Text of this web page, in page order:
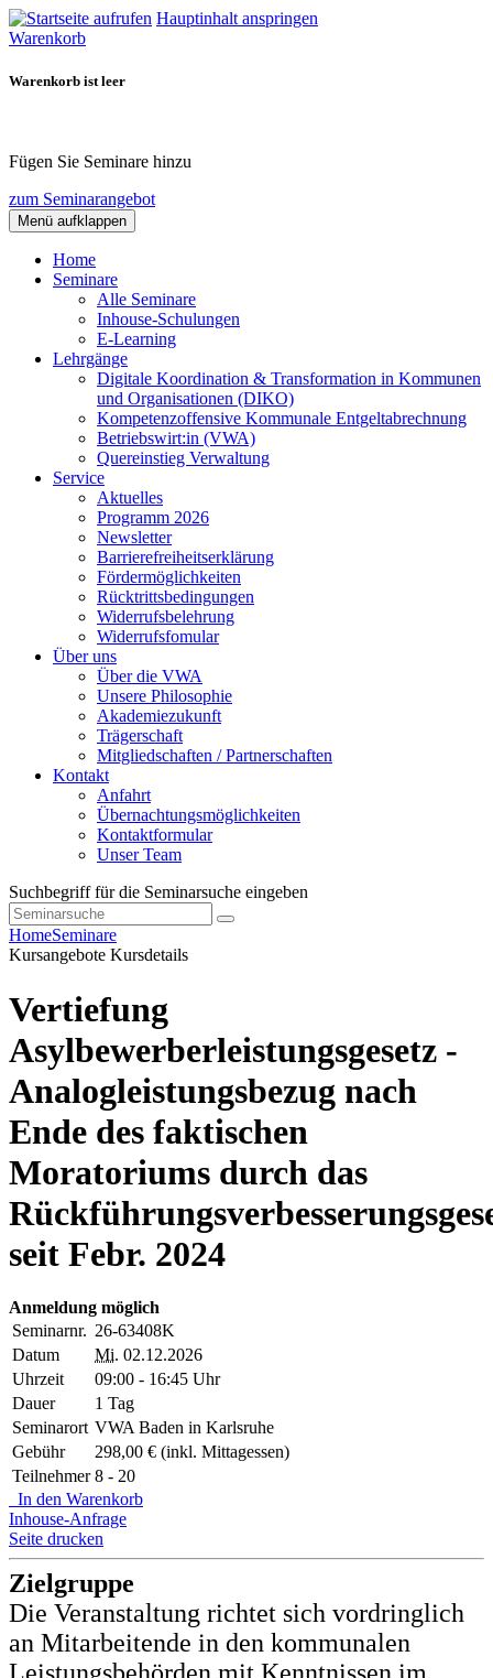
Hauptinhalt anspringen
Warenkorb
Warenkorb ist leer
Fügen Sie Seminare hinzu
zum Seminarangebot
Menü aufklappen
Home
Seminare
Alle Seminare
Inhouse-Schulungen
E-Learning
Lehrgänge
Digitale Koordination & Transformation in Kommunen
und Organisationen (DIKO)
Kompetenzoffensive Kommunale Entgeltabrechnung
Betriebswirt:in (VWA)
Quereinstieg Verwaltung
Service
Aktuelles
Programm 2026
Newsletter
Barrierefreiheitserklärung
Fördermöglichkeiten
Rücktrittsbedingungen
Widerrufsbelehrung
Widerrufsfomular
Über uns
Über die VWA
Unsere Philosophie
Akademiezukunft
Trägerschaft
Mitgliedschaften / Partnerschaften
Kontakt
Anfahrt
Übernachtungsmöglichkeiten
Kontaktformular
Unser Team
Suchbegriff für die Seminarsuche eingeben
HomeSeminare
Kursangebote Kursdetails
Vertiefung
Asylbewerberleistungsgesetz -
Analogleistungsbezug nach
Ende des faktischen
Moratoriums durch das
seit Febr. 2024
Anmeldung möglich
Seminarnr. 26-63408K
Datum
Mi. 02.12.2026
Uhrzeit
09:00 - 16:45 Uhr
Dauer
1 Tag
Seminarort VWA Baden in Karlsruhe
Gebühr
298,00 € (inkl. Mittagessen)
Teilnehmer 8 - 20
In den Warenkorb
Inhouse-Anfrage
Seite drucken
Zielgruppe
Die Veranstaltung richtet sich vordringlich
an Mitarbeitende in den kommunalen